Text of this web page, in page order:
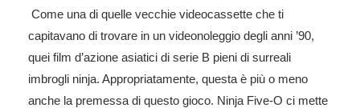
Come una di quelle vecchie videocassette che ti
capitavano di trovare in un videonoleggio degli anni ’90,
quei film d’azione asiatici di serie B pieni di surreali
imbrogli ninja. Appropriatamente, questa è più o meno
anche la premessa di questo gioco. Ninja Five-O ci mette